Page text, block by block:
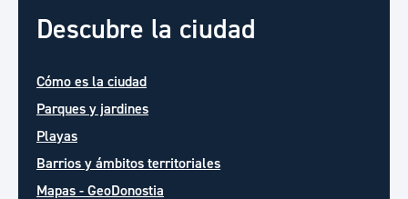
Descubre la ciudad
Cómo es la ciudad
Parques y jardines
Playas
Barrios y ámbitos territoriales
Mapas - GeoDonostia